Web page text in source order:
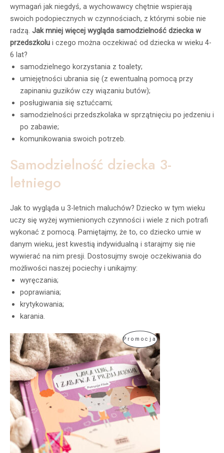
wymagań jak niegdyś, a wychowawcy chętnie wspierają
swoich podopiecznych w czynnościach, z którymi sobie nie
radzą. Jak mniej więcej wygląda samodzielność dziecka w
przedszkolu i czego można oczekiwać od dziecka w wieku 4-
6 lat?
samodzielnego korzystania z toalety;
umiejętności ubrania się (z ewentualną pomocą przy
zapinaniu guzików czy wiązaniu butów);
posługiwania się sztućcami;
samodzielności przedszkolaka w sprzątnięciu po jedzeniu i
po zabawie;
komunikowania swoich potrzeb.
Samodzielność dziecka 3-
letniego
Jak to wygląda u 3-letnich maluchów? Dziecko w tym wieku
uczy się wyżej wymienionych czynności i wiele z nich potrafi
wykonać z pomocą. Pamiętajmy, że to, co dziecko umie w
danym wieku, jest kwestią indywidualną i starajmy się nie
wywierać na nim presji. Dostosujmy swoje oczekiwania do
możliwości naszej pociechy i unikajmy:
wyręczania;
poprawiania;
krytykowania;
karania.
PromocjaProdukt
W
Promocji